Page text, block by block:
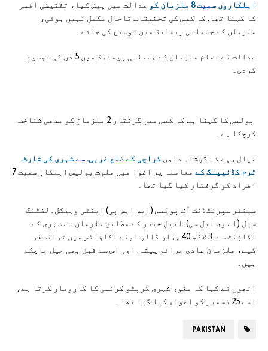
اہلکاروں سمیت 8 ملزمان کو
عدالت میں پیش کیا، تفتیشی افسر
کا کہنا تھا. کہ کیس کی تحقیقات تاحال مکمل نہیں ہوئی،
ملزمان کے جسمانی ریمانڈ میں توسیع کی جائے۔
عدالت نے تمام ملزمان کے جسمانی ریمانڈ میں 5 دن کی توسیع
کردی۔
پولیس کا کہنا ہے کہ کیس میں گرفتار 2 ملزمان کو مدعی شناخت
کرچکا ہے۔
خیال رہے کہ گزشتہ دنوں کراچی کے ضلع غربی. سے شہری کی شارٹ
ٹرم کڈنیپنگ کے
معاملہ پر اغوا میں ملوث پولیس اہلکار سمیت 7
افراد کو گرفتار کیا گیا تھا۔
سینئر سپرنٹڈنٹ آف پولیس (ایس ایس پی) اینٹی وہیکل۔لفٹنگ
سیل (اے وی ایل سی). انیل حیدر کے مطابق ملزمان نے شہری کے
اکاؤنٹ سے. 3 لاکھ 40 ہزار ڈالر اپنے اکاؤنٹس میں ٹرانسفر
کیے، ملزمان عادی جرائم پیشہ. اور اس سے قبل بھی جیل جاچکے
ہیں۔
انھوں نے کہا کہ مغوی شہری کرپٹو کرنسی کا کاروبار کرتا ہے،
اسے 25 دسمبر کو اغواء کیا گیا تھا۔
PAKISTAN